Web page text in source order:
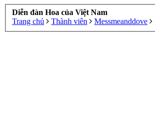
Diễn đàn Hoa của Việt Nam
Trang chủ
Thành viên Messmeanddove